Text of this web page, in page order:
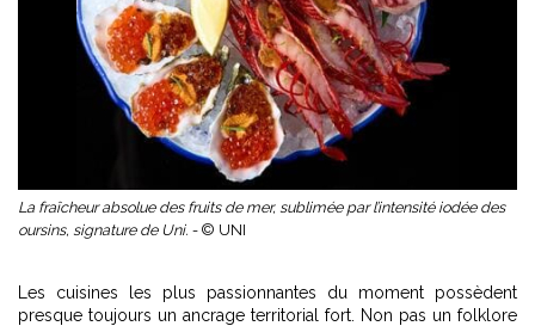
La fraîcheur absolue des fruits de mer, sublimée par l’intensité iodée des
oursins, signature de Uni. - © UNI
Les cuisines les plus passionnantes du moment possèdent
presque toujours un ancrage territorial fort. Non pas un folklore